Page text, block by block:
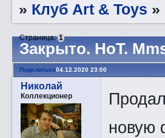
» Клуб Art & Toys »
Закрытo. HоT.
Страница:1
Поделиться04.12.2020 23:00
Николай
Коллекционер
Продал
новую